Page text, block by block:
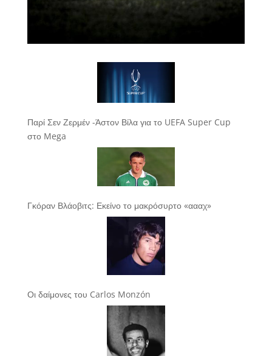
Παρί Σεν Ζερμέν -Άστον Βίλα για το UEFA Super Cup
στο Mega
Γκόραν Βλάοβιτς: Εκείνο το μακρόσυρτο «αααχ»
Οι δαίμονες του Carlos Monzón